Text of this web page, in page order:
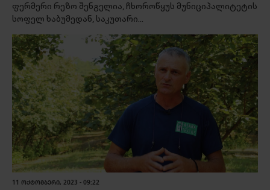
ფერმერი რეზო შენგელია, ჩხოროწყუს მუნიციპალიტეტის
სოფელ ხაბუმედან, საკუთარი...
11 ᲝᲥᲢᲝᲛᲑᲔᲠᲘ, 2023 - 09:22